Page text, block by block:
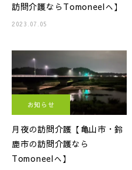
訪問介護ならTomoneelへ】
2023.07.05
お知らせ
月夜の訪問介護【亀山市・鈴
鹿市の訪問介護なら
Tomoneelへ】